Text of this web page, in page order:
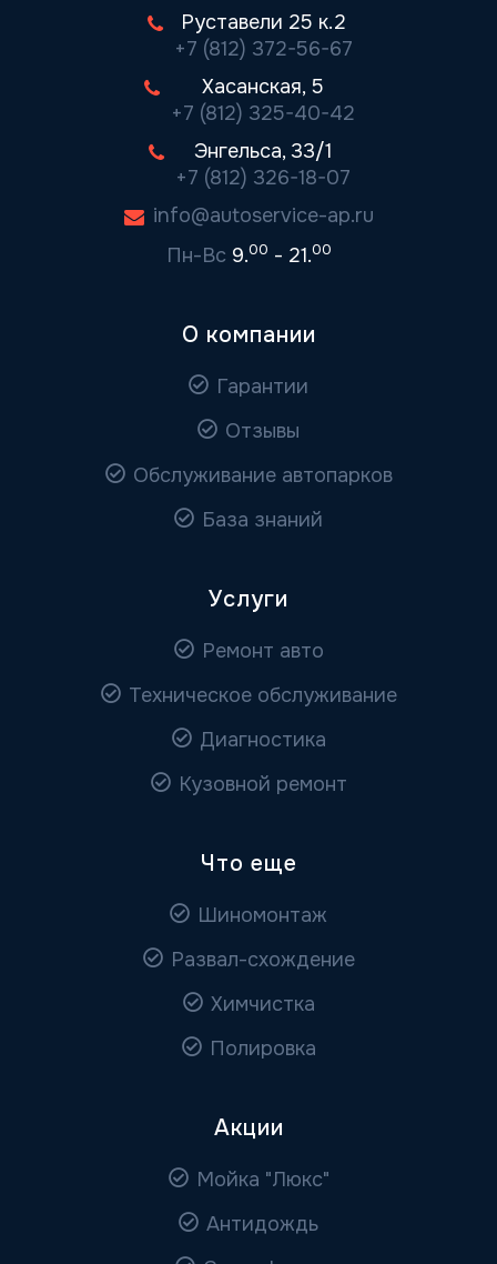
Руставели 25 к.2
+7 (812) 372-56-67
Хасанская, 5
+7 (812) 325-40-42
Энгельса, 33/1
+7 (812) 326-18-07
info@autoservice-ap.ru
Пн-Вс 9.00 - 21.00
О компании
Гарантии
Отзывы
Обслуживание автопарков
База знаний
Услуги
Ремонт авто
Техническое обслуживание
Диагностика
Кузовной ремонт
Что еще
Шиномонтаж
Развал-схождение
Химчистка
Полировка
Акции
Мойка "Люкс"
Антидождь